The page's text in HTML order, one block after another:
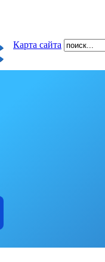
Карта сайта